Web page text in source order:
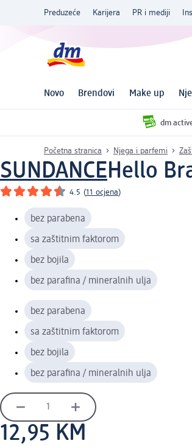
Preduzeće Karijera PR i mediji
Novo Brendovi Make up
dm
Početna stranica Njega i parfemi
SUNDANCEHello
4.5 (11 ocjena)
bez parabena
sa zaštitnim faktorom
bez bojila
bez parafina / mineralnih ulja
bez parabena
sa zaštitnim faktorom
bez bojila
bez parafina / mineralnih ulja
12,95 KM